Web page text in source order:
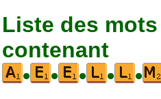
Liste des
contenant
•
• • • •